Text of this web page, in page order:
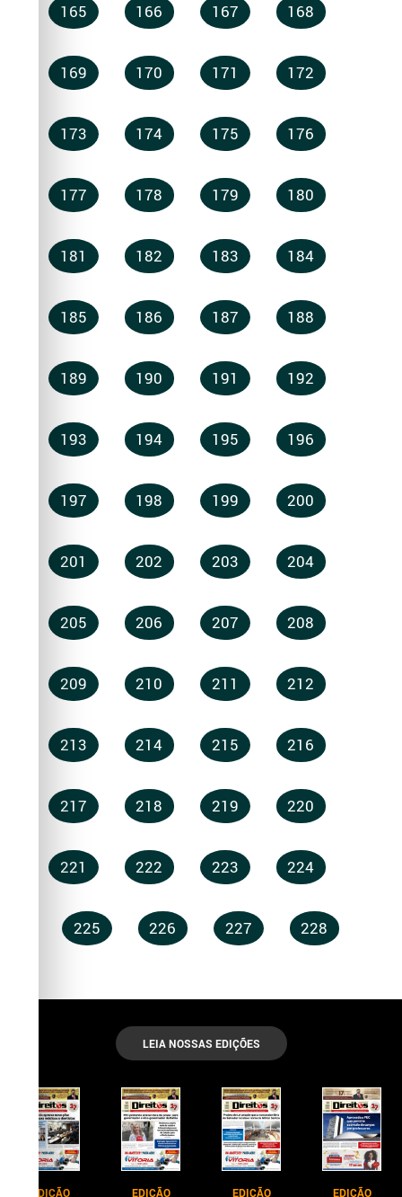
165 166 167 168
169 170 171 172
173 174 175 176
177 178 179 180
181 182 183 184
185 186 187 188
189 190 191 192
193 194 195 196
197 198 199 200
201 202 203 204
205 206 207 208
209 210 211 212
213 214 215 216
217 218 219 220
221 222 223 224
225 226 227 228
LEIA NOSSAS EDIÇÕES
EDIÇÃO EDIÇÃO EDIÇÃO EDIÇÃO